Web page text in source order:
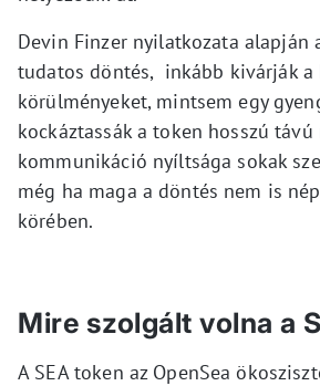
Devin Finzer nyilatkozata alapján
tudatos döntés, inkább kivárják a
körülményeket, mintsem egy
kockáztassák a token hosszú távú
kommunikáció nyíltsága sokak
még ha maga a döntés nem is
körében.
Mire szolgált volna a
A SEA token az OpenSea